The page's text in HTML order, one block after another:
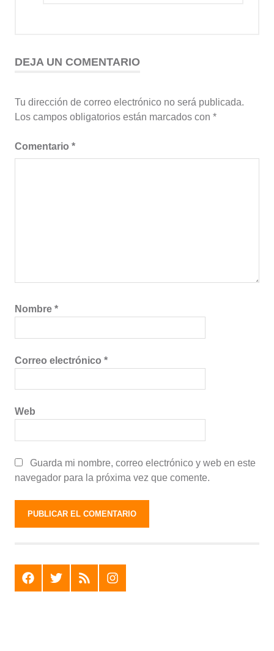
DEJA UN COMENTARIO
Tu dirección de correo electrónico no será publicada.
Los campos obligatorios están marcados con *
Comentario *
Nombre *
Correo electrónico *
Web
Guarda mi nombre, correo electrónico y web en este
navegador para la próxima vez que comente.
F T R I